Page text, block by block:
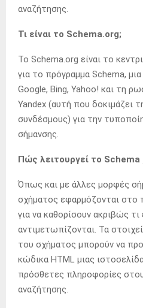
αναζήτησης.
Τι είναι το Schema.org;
Το Schema.org είναι το
για το πρόγραμμα Schema,
Google, Bing, Yahoo! και τη
Yandex (αυτή που δοκιμάζει
συνδέσμους) για την
σήμανσης.
Πώς λειτουργεί το Schema
Όπως και με άλλες μορφές
σχήματος εφαρμόζονται στο
για να καθορίσουν ακριβώς
αντιμετωπίζονται. Τα
του σχήματος μπορούν να
κώδικα HTML μιας
πρόσθετες πληροφορίες
αναζήτησης.